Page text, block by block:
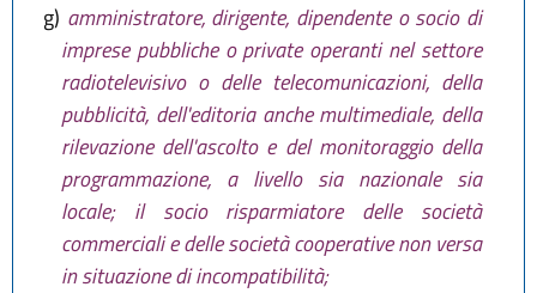
g) amministratore, dirigente, dipendente o socio di
imprese pubbliche o private operanti nel settore
radiotelevisivo o delle telecomunicazioni, della
pubblicità, dell'editoria anche multimediale, della
rilevazione dell'ascolto e del monitoraggio della
programmazione, a livello sia nazionale sia
locale; il socio risparmiatore delle società
commerciali e delle società cooperative non versa
in situazione di incompatibilità;